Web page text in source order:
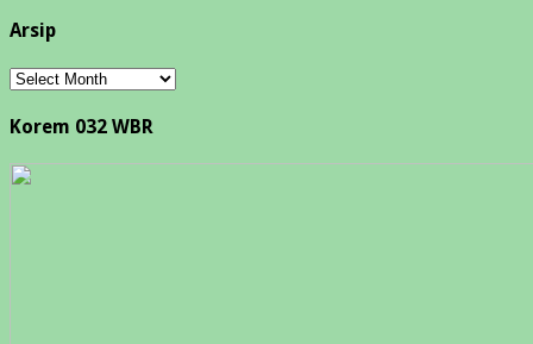
Arsip
Arsip
Korem 032 WBR